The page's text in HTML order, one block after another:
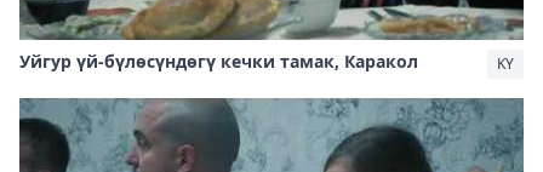
Уйгур үй-бүлөсүндөгү кечки тамак, Каракол KY